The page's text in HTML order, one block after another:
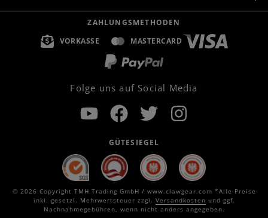
ZAHLUNGSMETHODEN
VORKASSE
MASTERCARD
Folge uns auf Social Media
GÜTESIEGEL
© 2026 Copyright TMH Trading GmbH / www.clawgear.com *Alle Preise
inkl. gesetzl. Mehrwertsteuer zzgl. Versandkosten und ggf.
Nachnahmegebühren, wenn nicht anders angegeben.